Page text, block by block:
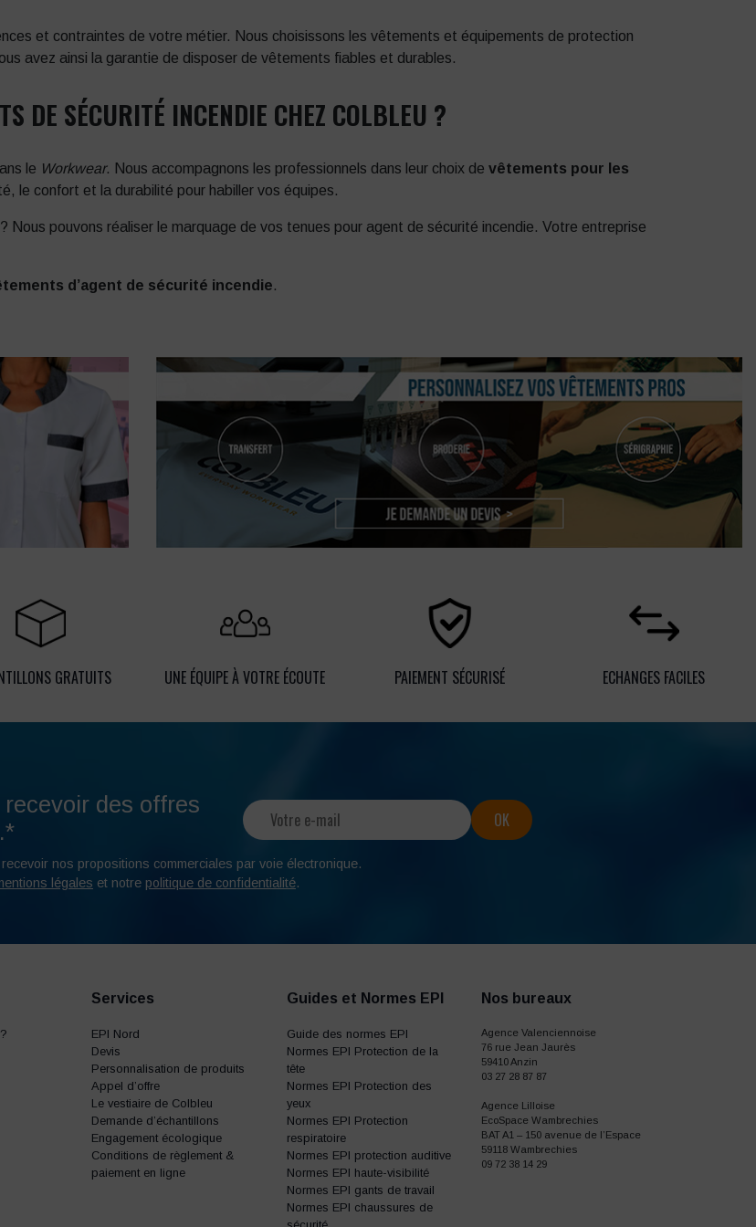
et contraintes de votre métier. Nous choisissons les vêtements et équipements de protection
avez ainsi la garantie de disposer de vêtements fiables et durables.
DE SÉCURITÉ INCENDIE CHEZ COLBLEU ?
le Workwear. Nous accompagnons les professionnels dans leur choix de vêtements pour les
le confort et la durabilité pour habiller vos équipes.
pouvons réaliser le marquage de vos tenues pour agent de sécurité incendie. Votre entreprise
d’agent de sécurité incendie.
GRATUITS UNE ÉQUIPE À VOTRE ÉCOUTE PAIEMENT SÉCURISÉ ECHANGES FACILES
des offres
nos propositions commerciales par voie électronique.
légales et notre politique de confidentialité.
Services
EPI Nord
Devis
Personnalisation de produits
Appel d’offre
Le vestiaire de Colbleu
Demande d’échantillons
Engagement écologique
Conditions de règlement &
paiement en ligne
Guides et Normes EPI
Guide des normes EPI
Normes EPI Protection de la
tête
Normes EPI Protection des
yeux
Normes EPI Protection
respiratoire
Normes EPI protection auditive
Normes EPI haute-visibilité
Normes EPI gants de travail
Normes EPI chaussures de
Nos bureaux
Agence Valenciennoise
76 rue Jean Jaurès
59410 Anzin
03 27 28 87 87
Agence Lilloise
EcoSpace Wambrechies
BAT A1 – 150 avenue de l’Espace
59118 Wambrechies
09 72 38 14 29